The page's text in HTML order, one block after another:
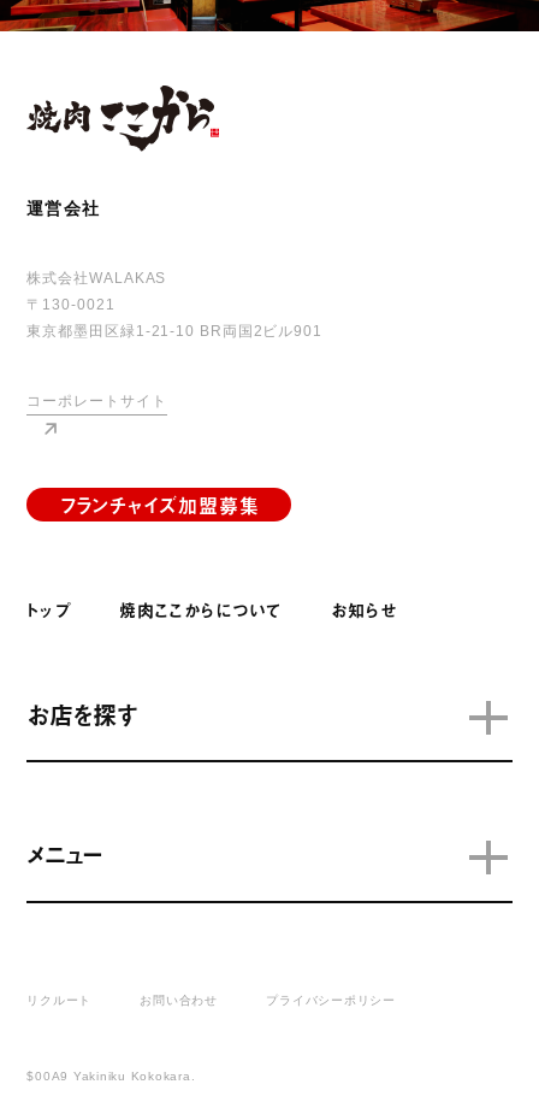
運営会社
株式会社WALAKAS
〒130-0021
東京都墨田区緑1-21-10 BR両国2ビル901
コーポレートサイト
フランチャイズ加盟募集
トップ 焼肉ここからについて お知らせ
お店を探す
メニュー
リクルート お問い合わせ プライバシーポリシー
$00A9 Yakiniku Kokokara.